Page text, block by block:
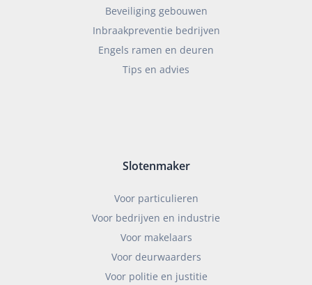
Beveiliging gebouwen
Inbraakpreventie bedrijven
Engels ramen en deuren
Tips en advies
Slotenmaker
Voor particulieren
Voor bedrijven en industrie
Voor makelaars
Voor deurwaarders
Voor politie en justitie